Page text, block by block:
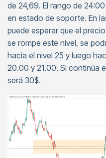
de 24,69. El rango de
en estado de soporte. En
puede esperar que el
se rompe este nivel, se
hacia el nivel 25 y luego
20.00 y 21.00. Si continúa
será 30$.